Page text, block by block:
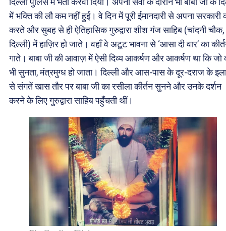
में भक्ति की लौ कम नहीं हुई। वे दिन में पूरी ईमानदारी से अपना सरकारी
करते और सुबह से ही ऐतिहासिक गुरुद्वारा शीश गंज साहिब (चांदनी चौक,
दिल्ली) में हाज़िर हो जाते। वहाँ वे अटूट भावना से ‘आसा दी वार’ का
गाते। बाबा जी की आवाज़ में ऐसी दिव्य आकर्षण और आकर्षण था कि जो
भी सुनता, मंत्रमुग्ध हो जाता। दिल्ली और आस-पास के दूर-दराज के
से संगतें खास तौर पर बाबा जी का रसीला कीर्तन सुनने और उनके दर्शन
करने के लिए गुरुद्वारा साहिब पहुँचती थीं।